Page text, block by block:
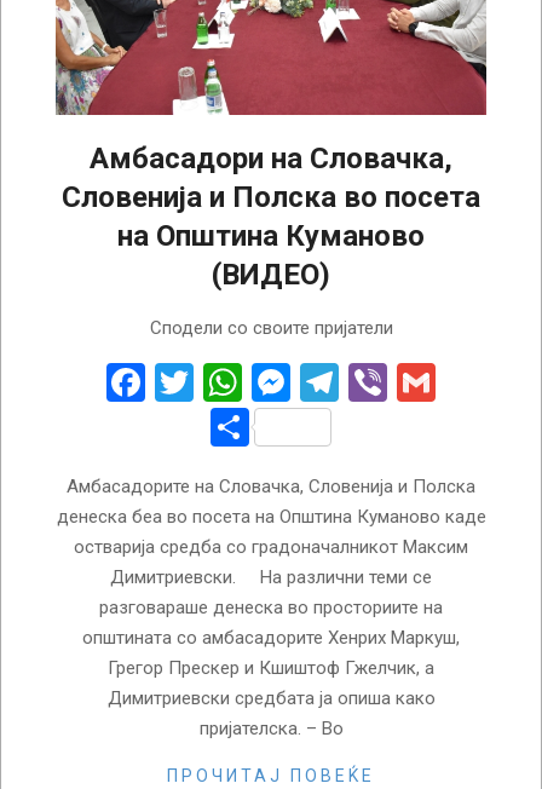
Амбасадори на Словачка,
Словенија и Полска во посета
на Општина Куманово
(ВИДЕО)
Сподели со своите пријатели
Facebook
Twitter
WhatsApp
Messenger
Telegram
Viber
Share
Амбасадорите на Словачка, Словенија и Полска
денеска беа во посета на Општина Куманово каде
остварија средба со градоначалникот Максим
Димитриевски. На различни теми се
разговараше денеска во просториите на
општината со амбасадорите Хенрих Маркуш,
Грегор Прескер и Кшиштоф Гжелчик, а
Димитриевски средбата ја опиша како
пријателска. – Во
ПРОЧИТАЈ ПОВЕЌЕ